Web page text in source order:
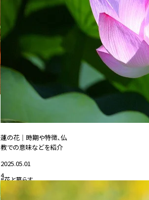
蓮の花｜時期や特徴、仏
教での意味などを紹介
2025.05.01
#花と暮らす
4